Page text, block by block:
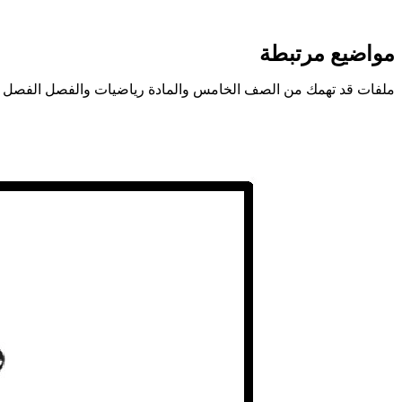
مواضيع مرتبطة
ملفات قد تهمك من الصف الخامس والمادة رياضيات والفصل الفصل